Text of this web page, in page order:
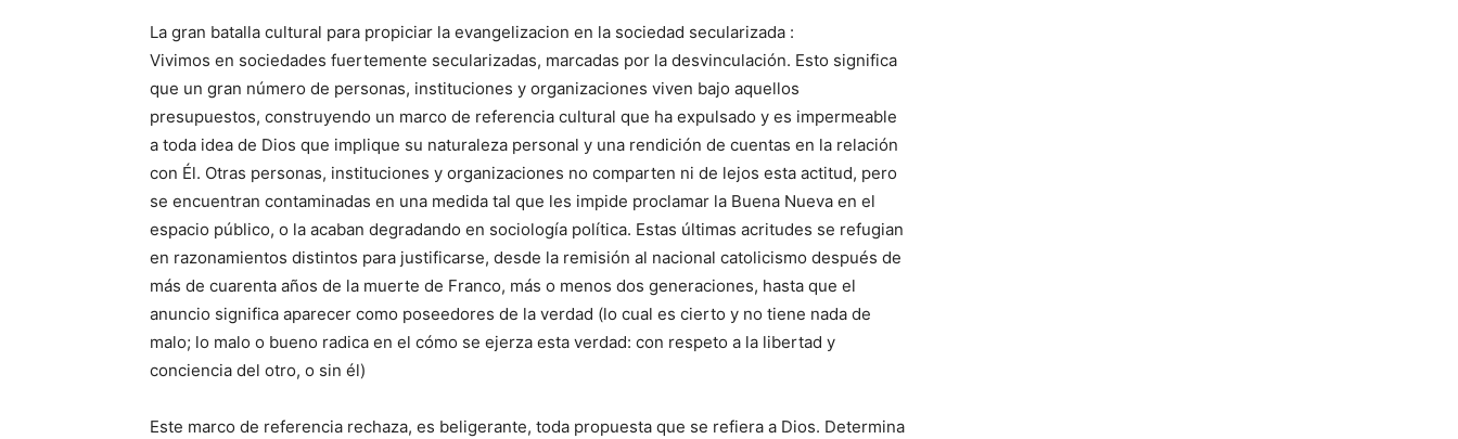
La gran batalla cultural para propiciar la evangelizacion en la sociedad secularizada :
Vivimos en sociedades fuertemente secularizadas, marcadas por la desvinculación. Esto significa
que un gran número de personas, instituciones y organizaciones viven bajo aquellos
presupuestos, construyendo un marco de referencia cultural que ha expulsado y es impermeable
a toda idea de Dios que implique su naturaleza personal y una rendición de cuentas en la relación
con Él. Otras personas, instituciones y organizaciones no comparten ni de lejos esta actitud, pero
se encuentran contaminadas en una medida tal que les impide proclamar la Buena Nueva en el
espacio público, o la acaban degradando en sociología política. Estas últimas acritudes se refugian
en razonamientos distintos para justificarse, desde la remisión al nacional catolicismo después de
más de cuarenta años de la muerte de Franco, más o menos dos generaciones, hasta que el
anuncio significa aparecer como poseedores de la verdad (lo cual es cierto y no tiene nada de
malo; lo malo o bueno radica en el cómo se ejerza esta verdad: con respeto a la libertad y
conciencia del otro, o sin él)
Este marco de referencia rechaza, es beligerante, toda propuesta que se refiera a Dios. Determina